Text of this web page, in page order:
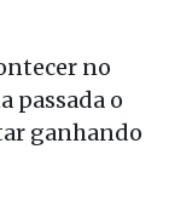
no
passada o
ganhando